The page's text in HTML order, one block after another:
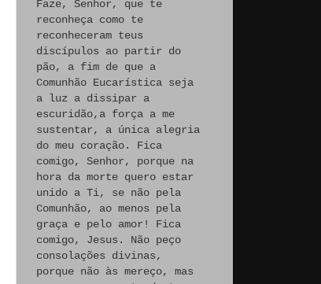
Faze, Senhor, que te
reconheça como te
reconheceram teus
discípulos ao partir do
pão, a fim de que a
Comunhão Eucarística seja
a luz a dissipar a
escuridão,a força a me
sustentar, a única alegria
do meu coração. Fica
comigo, Senhor, porque na
hora da morte quero estar
unido a Ti, se não pela
Comunhão, ao menos pela
graça e pelo amor! Fica
comigo, Jesus. Não peço
consolações divinas,
porque não às mereço, mas